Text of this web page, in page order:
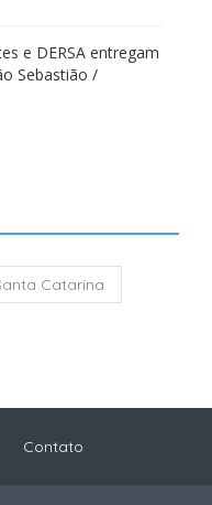
e DERSA entregam
Sebastião /
Catarina
Contato